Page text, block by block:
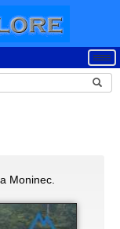
Moninec.